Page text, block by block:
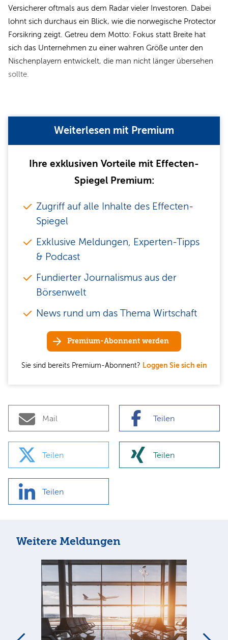
Versicherer oftmals aus dem Radar vieler Investoren. Dabei
lohnt sich durchaus ein Blick, wie die norwegische Protector
Forsikring zeigt. Getreu dem Motto: Fokus statt Breite hat
sich das Unternehmen zu einer wahren Größe unter den
Nischenplayern entwickelt, die man nicht länger übersehen
sollte.
Weiterlesen mit Premium
Ihre exklusiven Vorteile mit Effecten-
Spiegel Premium:
Zugriff auf alle Inhalte des Effecten-
Spiegel
Exklusive Meldungen, Experten-Tipps
& Podcast
Fundierter Journalismus aus der
Börsenwelt
News rund um das Thema Wirtschaft
Premium-Abonnent werden
Sie sind bereits Premium-Abonnent? Loggen Sie sich ein
Mail Teilen
Teilen Teilen
Teilen
Weitere Meldungen